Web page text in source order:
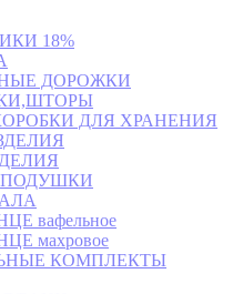
18%
ДОРОЖКИ
ДЛЯ ХРАНЕНИЯ
вафельное
махровое
КОМПЛЕКТЫ